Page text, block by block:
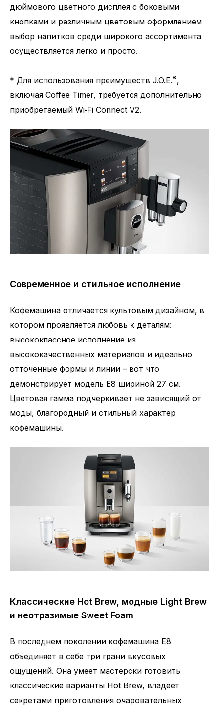
Количество напитков27
дюймового цветного дисплея с боковыми
кнопками и различным цветовым оформлением
выбор напитков среди широкого ассортимента
осуществляется легко и просто.
* Для использования преимуществ J.O.E.®,
включая Coffee Timer, требуется дополнительно
приобретаемый Wi‑Fi Connect V2.
Современное и стильное исполнение
Кофемашина отличается культовым дизайном, в
котором проявляется любовь к деталям:
высококлассное исполнение из
высококачественных материалов и идеально
отточенные формы и линии – вот что
демонстрирует модель E8 шириной 27 см.
Цветовая гамма подчеркивает не зависящий от
моды, благородный и стильный характер
кофемашины.
Классические Hot Brew, модные Light Brew
и неотразимые Sweet Foam
В последнем поколении кофемашина E8
объединяет в себе три грани вкусовых
ощущений. Она умеет мастерски готовить
классические варианты Hot Brew, владеет
секретами приготовления очаровательных